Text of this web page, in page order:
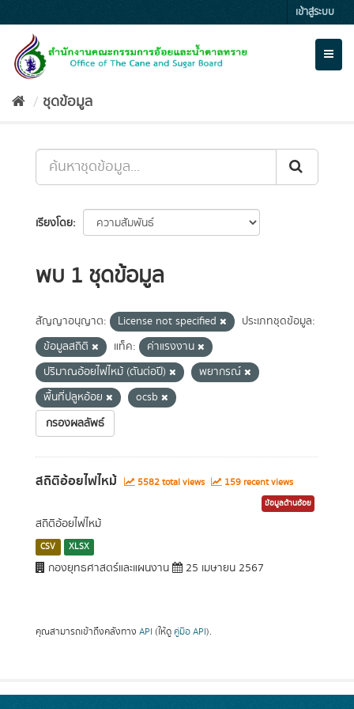
to
content
เข้าสู่ระบบ
ชุดข้อมูล
เรียงโดย
พบ 1 ชุดข้อมูล
สัญญาอนุญาต: License not specified
ประเภทชุดข้อมูล:
ข้อมูลสถิติ
แท็ค:
ค่าแรงงาน
ปริมาณอ้อยไฟไหม้ (ตันต่อปี)
พยากรณ์
พื้นที่ปลูหอ้อย
ocsb
กรองผลลัพธ์
สถิติอ้อยไฟไหม้ 5582 total views 159 recent views
ข้อมูลด้านอ้อย
สถิติอ้อยไฟไหม้
CSV XLSX
กองยุทธศาสตร์และแผนงาน 25 เมษายน 2567
คุณสามารถเข้าถึงคลังทาง API (ให้ดู คู่มือ API).